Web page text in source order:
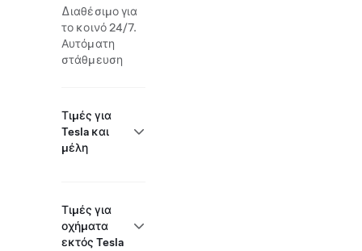
Διαθέσιμο για
το κοινό 24/7.
Αυτόματη
στάθμευση
Τιμές για
Tesla και
μέλη
Τιμές για
οχήματα
εκτός Tesla